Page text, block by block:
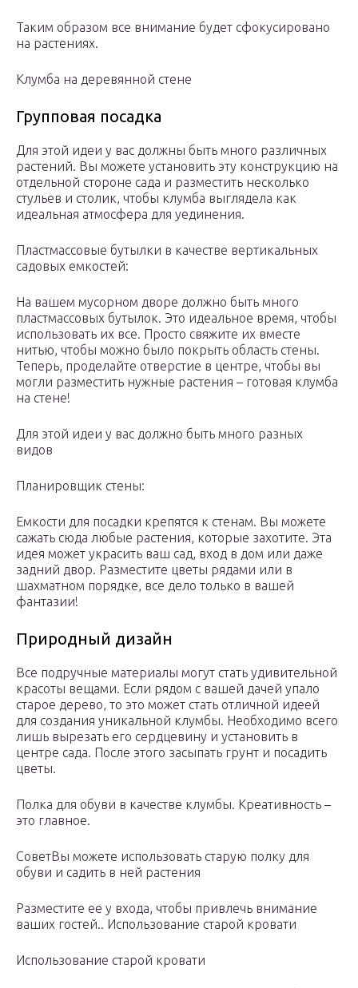
Таким образом все внимание будет сфокусировано
на растениях.
Клумба на деревянной стене
Групповая посадка
Для этой идеи у вас должны быть много различных
растений. Вы можете установить эту конструкцию на
отдельной стороне сада и разместить несколько
стульев и столик, чтобы клумба выглядела как
идеальная атмосфера для уединения.
Пластмассовые бутылки в качестве вертикальных
садовых емкостей:
На вашем мусорном дворе должно быть много
пластмассовых бутылок. Это идеальное время, чтобы
использовать их все. Просто свяжите их вместе
нитью, чтобы можно было покрыть область стены.
Теперь, проделайте отверстие в центре, чтобы вы
могли разместить нужные растения – готовая клумба
на стене!
Для этой идеи у вас должно быть много разных
видов
Планировщик стены:
Емкости для посадки крепятся к стенам. Вы можете
сажать сюда любые растения, которые захотите. Эта
идея может украсить ваш сад, вход в дом или даже
задний двор. Разместите цветы рядами или в
шахматном порядке, все дело только в вашей
фантазии!
Природный дизайн
Все подручные материалы могут стать удивительной
красоты вещами. Если рядом с вашей дачей упало
старое дерево, то это может стать отличной идеей
для создания уникальной клумбы. Необходимо всего
лишь вырезать его сердцевину и установить в
центре сада. После этого засыпать грунт и посадить
цветы.
Полка для обуви в качестве клумбы. Креативность –
это главное.
СоветВы можете использовать старую полку для
обуви и садить в ней растения
Разместите ее у входа, чтобы привлечь внимание
ваших гостей.. Использование старой кровати
Использование старой кровати